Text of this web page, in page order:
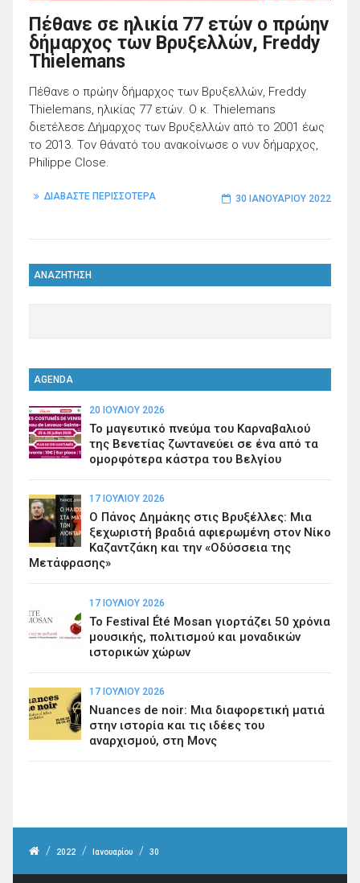
Πέθανε σε ηλικία 77 ετών ο πρώην
δήμαρχος των Βρυξελλών, Freddy
Thielemans
Πέθανε ο πρώην δήμαρχος των Βρυξελλών, Freddy
Thielemans, ηλικίας 77 ετών. Ο κ. Thielemans
διετέλεσε Δήμαρχος των Βρυξελλών από το 2001 έως
το 2013. Τον θάνατό του ανακοίνωσε ο νυν δήμαρχος,
Philippe Close.
ΔΙΑΒΑΣΤΕ ΠΕΡΙΣΣΟΤΕΡΑ 30 ΙΑΝΟΥΑΡΊΟΥ 2022
ΑΝΑΖΗΤΗΣΗ
AGENDA
20 ΙΟΥΛΊΟΥ 2026
Το μαγευτικό πνεύμα του Καρναβαλιού
της Βενετίας ζωντανεύει σε ένα από τα
ομορφότερα κάστρα του Βελγίου
17 ΙΟΥΛΊΟΥ 2026
Ο Πάνος Δημάκης στις Βρυξέλλες: Μια
ξεχωριστή βραδιά αφιερωμένη στον Νίκο
Καζαντζάκη και την «Οδύσσεια της
Μετάφρασης»
17 ΙΟΥΛΊΟΥ 2026
Το Festival Été Mosan γιορτάζει 50 χρόνια
μουσικής, πολιτισμού και μοναδικών
ιστορικών χώρων
17 ΙΟΥΛΊΟΥ 2026
Nuances de noir: Μια διαφορετική ματιά
στην ιστορία και τις ιδέες του
αναρχισμού, στη Μονς
/ 2022 / Ιανουαρίου / 30